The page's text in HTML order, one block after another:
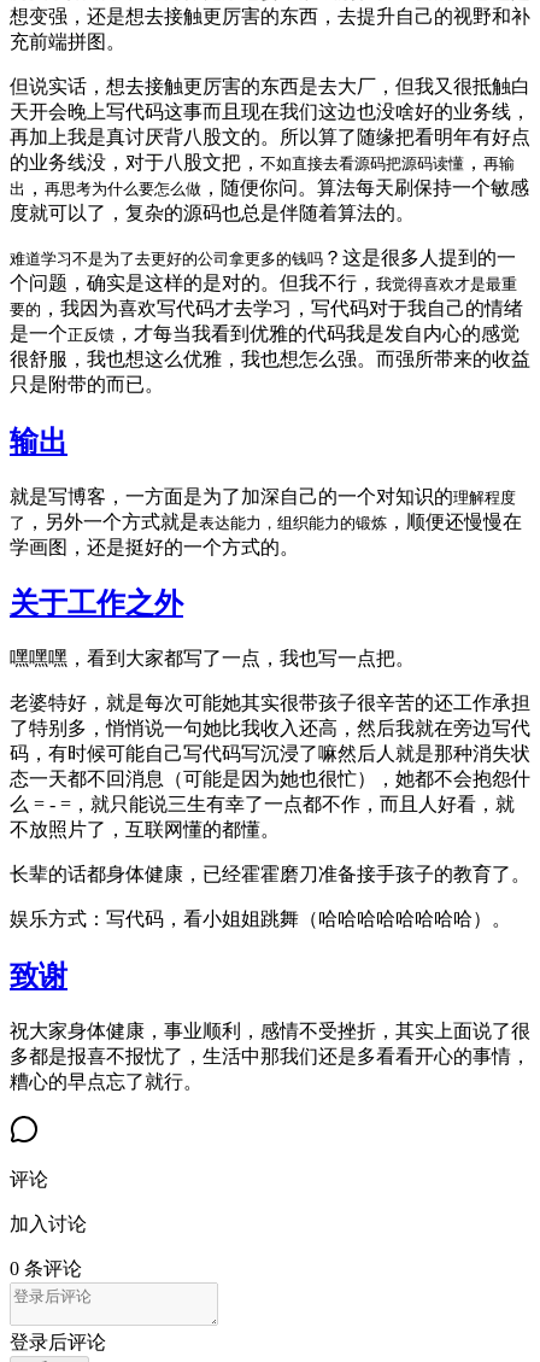
想变强，还是想去接触更厉害的东西，去提升自己的视野和补
充前端拼图。
但说实话，想去接触更厉害的东西是去大厂，但我又很抵触白
天开会晚上写代码这事而且现在我们这边也没啥好的业务线，
再加上我是真讨厌背八股文的。所以算了随缘把看明年有好点
的业务线没，对于八股文把， 不如直接去看源码把源码读懂 ， 再输
出 ， 再思考为什么要怎么做 ，随便你问。算法每天刷保持一个敏感
度就可以了，复杂的源码也总是伴随着算法的。
难道学习不是为了去更好的公司拿更多的钱吗 ？这是很多人提到的一
个问题，确实是这样的是对的。但我不行， 我觉得喜欢才是最重
要的 ，我因为喜欢写代码才去学习，写代码对于我自己的情绪
是一个正反馈 ，才每当我看到优雅的代码我是发自内心的感觉
很舒服，我也想这么优雅，我也想怎么强。而强所带来的收益
只是附带的而已。
输出
就是写博客，一方面是为了加深自己的一个对知识的理解程度
了 ，另外一个方式就是表达能力，组织能力的锻炼 ，顺便还慢慢在
学画图，还是挺好的一个方式的。
关于工作之外
嘿嘿嘿，看到大家都写了一点，我也写一点把。
老婆特好，就是每次可能她其实很带孩子很辛苦的还工作承担
了特别多，悄悄说一句她比我收入还高，然后我就在旁边写代
码，有时候可能自己写代码写沉浸了嘛然后人就是那种消失状
态一天都不回消息（可能是因为她也很忙），她都不会抱怨什
么 = - =，就只能说三生有幸了一点都不作，而且人好看，就
不放照片了，互联网懂的都懂。
长辈的话都身体健康，已经霍霍磨刀准备接手孩子的教育了。
娱乐方式：写代码，看小姐姐跳舞（哈哈哈哈哈哈哈哈）。
致谢
祝大家身体健康，事业顺利，感情不受挫折，其实上面说了很
多都是报喜不报忧了，生活中那我们还是多看看开心的事情，
糟心的早点忘了就行。
评论
加入讨论
0 条评论
登录后评论